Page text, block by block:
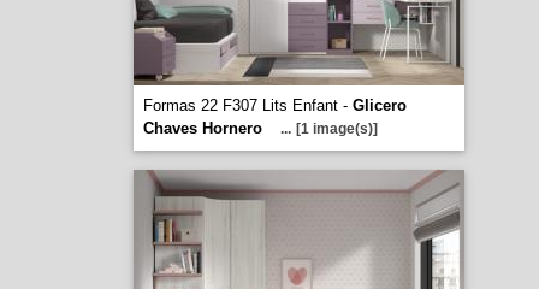
Formas 22 F307 Lits Enfant - Glicero
Chaves Hornero
... [1 image(s)]